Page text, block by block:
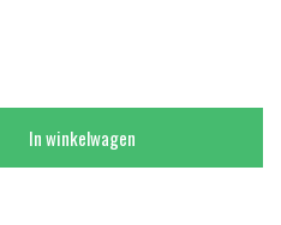
In winkelwagen